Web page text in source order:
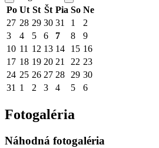
Po Ut St Št Pia So Ne
27 28 29 30 31 1
2
3
4 5 6 7 8
9
10 11 12 13 14 15 16
17 18 19 20 21 22 23
24 25 26 27 28 29 30
31 1 2 3 4 5 6
Fotogaléria
Náhodná fotogaléria